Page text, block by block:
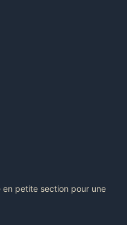
petite section pour une